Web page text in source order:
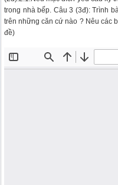
trong nhà bếp. Câu 3 (3đ): Trình
trên những căn cứ nào ? Nêu các
đề)